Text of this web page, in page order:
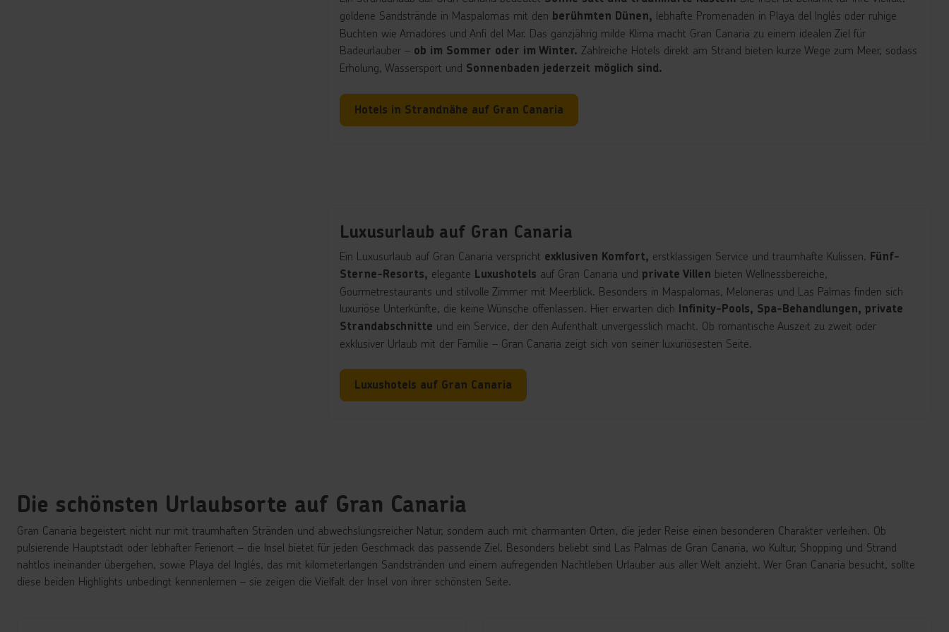
goldene Sandstrände in Maspalomas mit den berühmten Dünen, lebhafte Promenaden in Playa del Inglés oder ruhige
Buchten wie Amadores und Anfi del Mar. Das ganzjährig milde Klima macht Gran Canaria zu einem idealen Ziel für
Badeurlauber –ob im Sommer oder im Winter. Zahlreiche Hotels direkt am Strand bieten kurze Wege zum Meer, sodass
Erholung, Wassersport und Sonnenbaden jederzeit möglich sind.
Hotels in Strandnähe auf Gran Canaria
Luxusurlaub auf Gran Canaria
Ein Luxusurlaub auf Gran Canaria verspricht exklusiven Komfort, erstklassigen Service und traumhafte Kulissen. Fünf-
Sterne-Resorts, elegante Luxushotels auf Gran Canaria und private Villen bieten Wellnessbereiche,
Gourmetrestaurants und stilvolle Zimmer mit Meerblick. Besonders in Maspalomas, Meloneras und Las Palmas finden sich
luxuriöse Unterkünfte, die keine Wünsche offenlassen. Hier erwarten dich Infinity-Pools, Spa-Behandlungen, private
Strandabschnitte und ein Service, der den Aufenthalt unvergesslich macht. Ob romantische Auszeit zu zweit oder
exklusiver Urlaub mit der Familie – Gran Canaria zeigt sich von seiner luxuriösesten Seite.
Luxushotels auf Gran Canaria
Die schönsten Urlaubsorte auf Gran Canaria
Gran Canaria begeistert nicht nur mit traumhaften Stränden und abwechslungsreicher Natur, sondern auch mit charmanten Orten, die jeder Reise einen besonderen Charakter verleihen. Ob
pulsierende Hauptstadt oder lebhafter Ferienort – die Insel bietet für jeden Geschmack das passende Ziel. Besonders beliebt sind Las Palmas de Gran Canaria, wo Kultur, Shopping und Strand
nahtlos ineinander übergehen, sowie Playa del Inglés, das mit kilometerlangen Sandstränden und einem aufregenden Nachtleben Urlauber aus aller Welt anzieht. Wer Gran Canaria besucht, sollte
diese beiden Highlights unbedingt kennenlernen – sie zeigen die Vielfalt der Insel von ihrer schönsten Seite.